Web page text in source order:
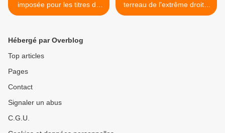
imposée pour les titres de
séjour : en Guyane, la
facultatif
terreau de l'extrême droite'
>
Hébergé par Overblog
Top articles
Pages
Contact
Signaler un abus
C.G.U.